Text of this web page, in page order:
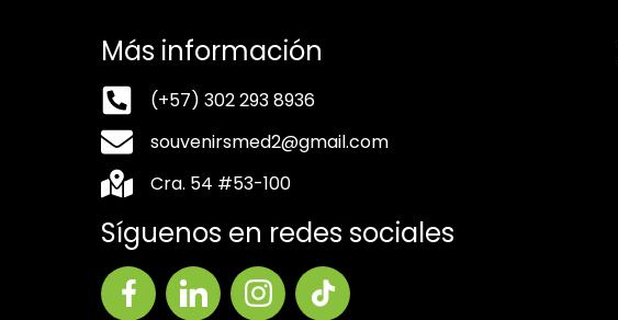
Más información
(+57) 302 293 8936
souvenirsmed2@gmail.com
Cra. 54 #53-100
Síguenos en redes sociales